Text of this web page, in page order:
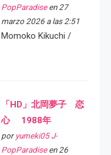
PopParadiseen 27
marzo 2026 a las 2:51
Momoko Kikuchi /
「HD」北岡夢子 恋
心 1988年
por yumeki05 J-
PopParadiseen 26